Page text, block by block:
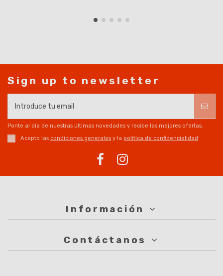
Sign up to newsletter
Ponte al día de nuestras últimas novedades y recibe las mejores ofertas.
Acepto las condiciones generales y la política de confidencialidad
Información
Contáctanos